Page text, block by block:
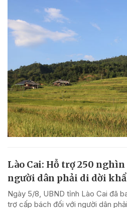
Lào Cai: Hỗ trợ 250
người dân phải di dời
Ngày 5/8, UBND tỉnh Lào Cai đã
trợ cấp bách đối với người dân